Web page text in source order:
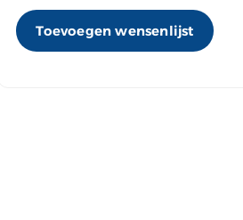
Toevoegen wensenlijst